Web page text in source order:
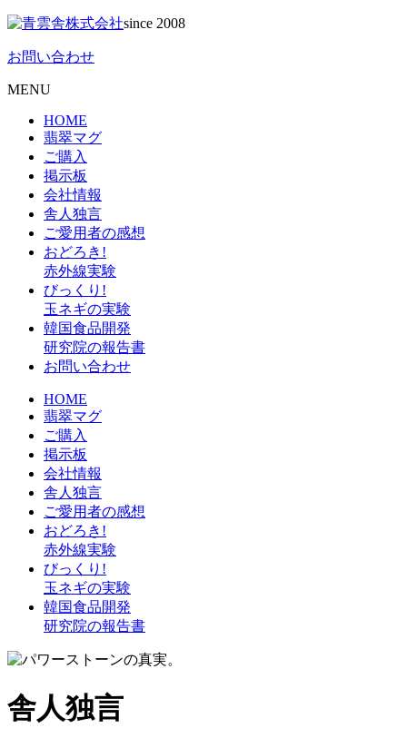
since 2008
お問い合わせ
MENU
HOME
翡翠マグ
ご購入
掲示板
会社情報
舎人独言
ご愛用者の感想
おどろき!
赤外線実験
びっくり!
玉ネギの実験
韓国食品開発
研究院の報告書
お問い合わせ
HOME
翡翠マグ
ご購入
掲示板
会社情報
舎人独言
ご愛用者の感想
おどろき!
赤外線実験
びっくり!
玉ネギの実験
韓国食品開発
研究院の報告書
舎人独言